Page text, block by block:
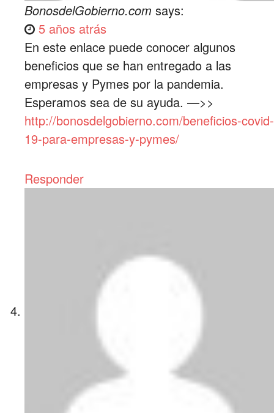
BonosdelGobierno.com says:
5 años atrás
En este enlace puede conocer algunos
beneficios que se han entregado a las
empresas y Pymes por la pandemia.
Esperamos sea de su ayuda. —>>
http://bonosdelgobierno.com/beneficios-covid-
19-para-empresas-y-pymes/
Responder